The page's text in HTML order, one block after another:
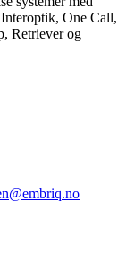
One Call,
Retriever og